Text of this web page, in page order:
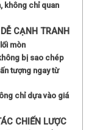
không chỉ quan
CẠNH TRANH
mòn
bị sao chép
tượng ngay từ
chỉ dựa vào giá
CHIẾN LƯỢC